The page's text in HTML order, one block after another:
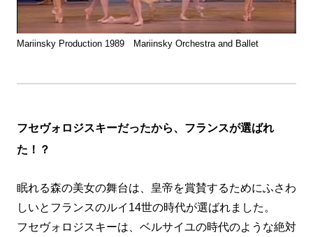
Mariinsky Production 1989 Mariinsky Orchestra and Ballet
フセヴォロジスキーだったから、フランスが選ばれ
た！？
眠れる森の美女の舞台は、皇帝を賞賛するためにふさわ
しいとフランスのルイ14世の時代が選ばれました。
フセヴォロジスキーは、ベルサイユの時代のような絶対